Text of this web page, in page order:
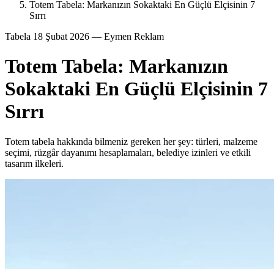
Totem Tabela: Markanızın Sokaktaki En Güçlü Elçisinin 7
Sırrı
Tabela 18 Şubat 2026 — Eymen Reklam
Totem Tabela: Markanızın
Sokaktaki En Güçlü Elçisinin 7
Sırrı
Totem tabela hakkında bilmeniz gereken her şey: türleri, malzeme
seçimi, rüzgâr dayanımı hesaplamaları, belediye izinleri ve etkili
tasarım ilkeleri.